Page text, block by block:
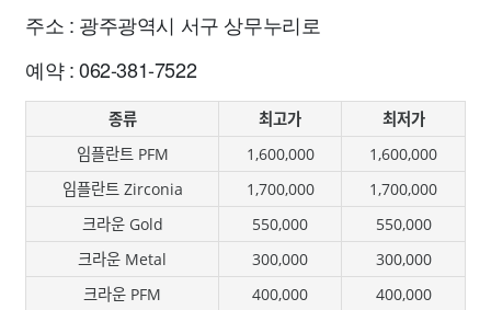
주소 : 광주광역시 서구 상무누리로
예약 : 062-381-7522
종류 최고가
최저가
임플란트 PFM
1,600,000
1,600,000
임플란트 Zirconia
1,700,000
1,700,000
크라운 Gold
550,000
550,000
크라운 Metal
300,000
300,000
크라운 PFM
400,000
400,000